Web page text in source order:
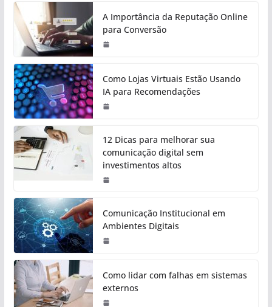
A Importância da Reputação Online
para Conversão
Como Lojas Virtuais Estão Usando
IA para Recomendações
12 Dicas para melhorar sua
comunicação digital sem
investimentos altos
Comunicação Institucional em
Ambientes Digitais
Como lidar com falhas em sistemas
externos